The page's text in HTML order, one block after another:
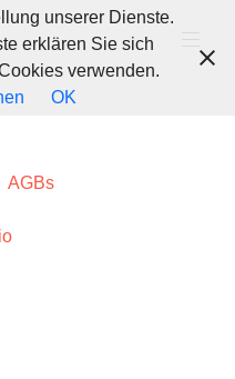
AGBs
unserer Dienste.
erklären Sie sich
verwenden.
OK